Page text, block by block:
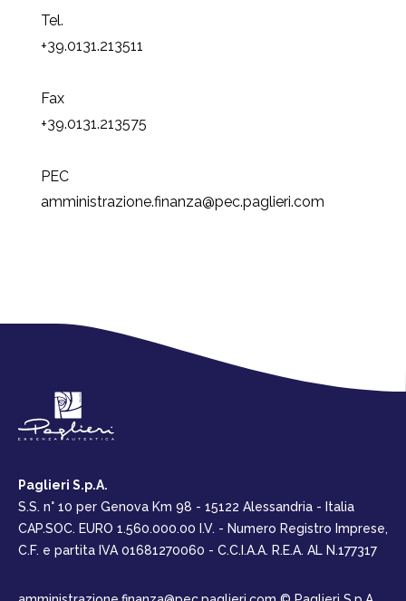
Tel.
+39.0131.213511
Fax
+39.0131.213575
PEC
amministrazione.finanza@pec.paglieri.com
Paglieri S.p.A.
S.S. n° 10 per Genova Km 98 - 15122 Alessandria - Italia
CAP.SOC. EURO 1.560.000.00 I.V. - Numero Registro Imprese,
C.F. e partita IVA 01681270060 - C.C.I.A.A. R.E.A. AL N.177317